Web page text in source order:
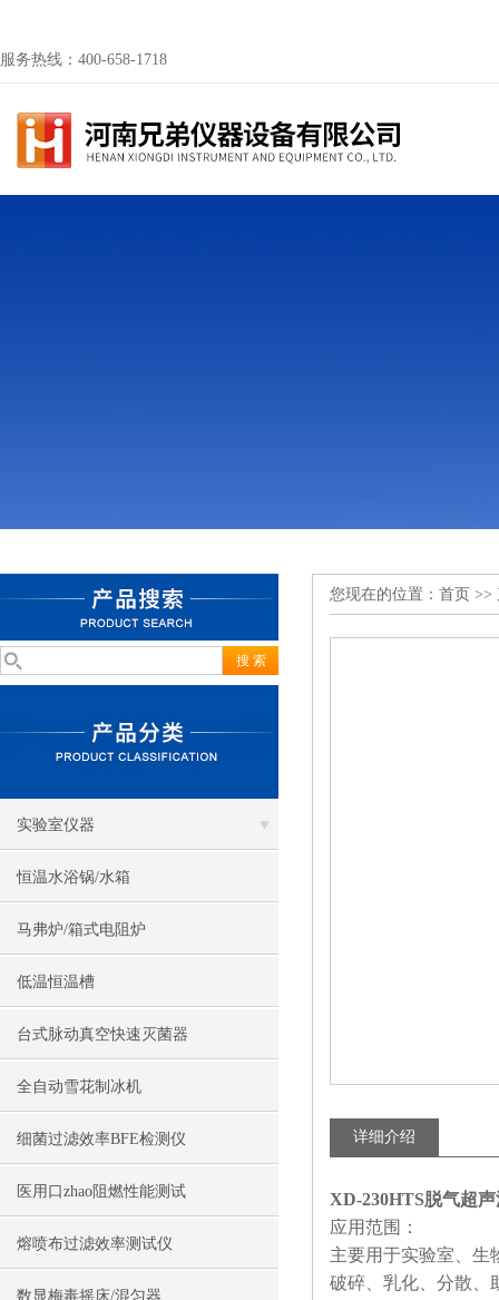
服务热线：400-658-1718
实验室仪器
恒温水浴锅/水箱
马弗炉/箱式电阻炉
低温恒温槽
台式脉动真空快速灭菌器
全自动雪花制冰机
细菌过滤效率BFE检测仪
医用口zhao阻燃性能测试
熔喷布过滤效率测试仪
数显梅毒摇床/混匀器
您现在的位置： 首页 >>
详细介绍
XD-230HTS脱气超
应用范围：
主要用于实验室、生
破碎、乳化、分散、